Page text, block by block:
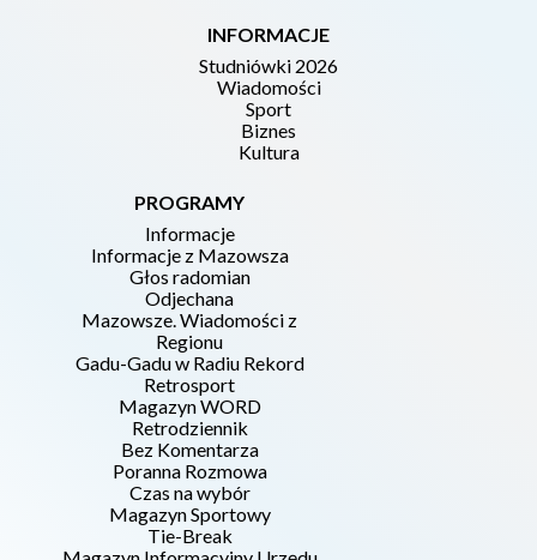
INFORMACJE
Studniówki 2026
Wiadomości
Sport
Biznes
Kultura
PROGRAMY
Informacje
Informacje z Mazowsza
Głos radomian
Odjechana
Mazowsze. Wiadomości z
Regionu
Gadu-Gadu w Radiu Rekord
Retrosport
Magazyn WORD
Retrodziennik
Bez Komentarza
Poranna Rozmowa
Czas na wybór
Magazyn Sportowy
Tie-Break